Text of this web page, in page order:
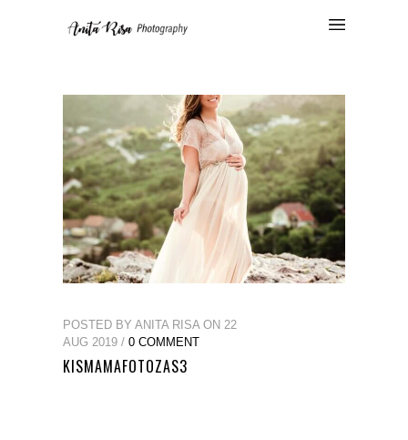
POSTED BY ANITA RISA ON 22
AUG 2019 / 0 COMMENT
KISMAMAFOTOZAS3